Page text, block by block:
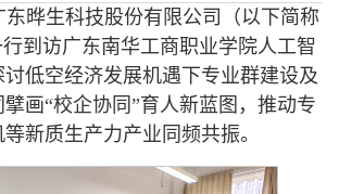
东晔生科技股份有限公司（以下简称
行到访广东南华工商职业学院人工智
低空经济发展机遇下专业群建设及
画“校企协同”育人新蓝图，推动专
新质生产力产业同频共振。